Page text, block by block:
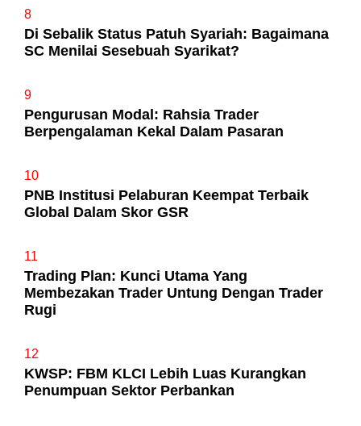
8
Di Sebalik Status Patuh Syariah: Bagaimana
SC Menilai Sesebuah Syarikat?
9
Pengurusan Modal: Rahsia Trader
Berpengalaman Kekal Dalam Pasaran
10
PNB Institusi Pelaburan Keempat Terbaik
Global Dalam Skor GSR
11
Trading Plan: Kunci Utama Yang
Membezakan Trader Untung Dengan Trader
Rugi
12
KWSP: FBM KLCI Lebih Luas Kurangkan
Penumpuan Sektor Perbankan